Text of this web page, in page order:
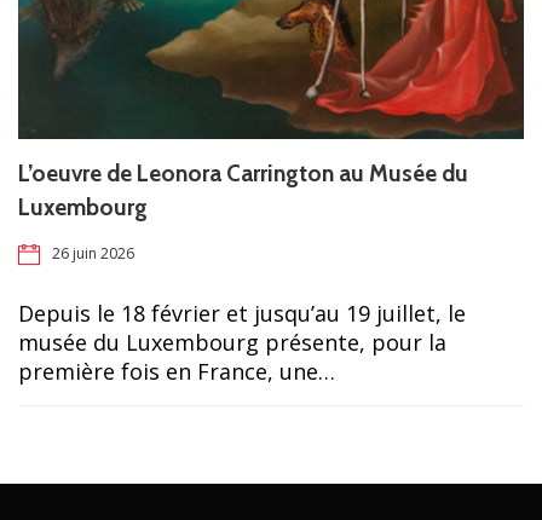
L’oeuvre de Leonora Carrington au Musée du
Luxembourg
26 juin 2026
Depuis le 18 février et jusqu’au 19 juillet, le
musée du Luxembourg présente, pour la
première fois en France, une…